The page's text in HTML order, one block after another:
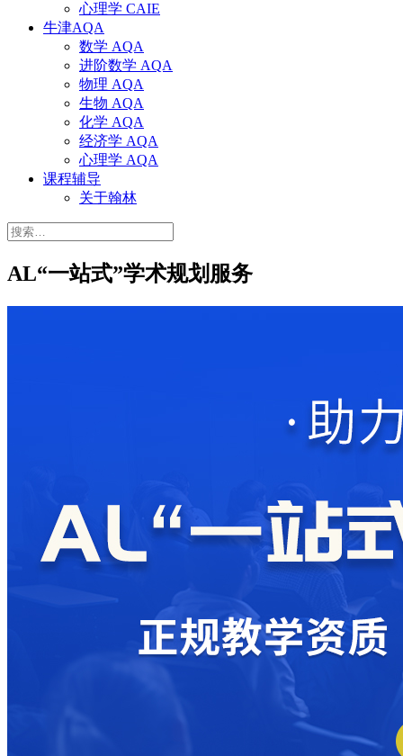
心理学 CAIE
牛津AQA
数学 AQA
进阶数学 AQA
物理 AQA
生物 AQA
化学 AQA
经济学 AQA
心理学 AQA
课程辅导
关于翰林
搜
AL“一站式”学术规划服务